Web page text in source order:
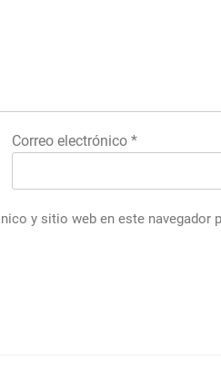
Correo electrónico*
y sitio web en este navegador